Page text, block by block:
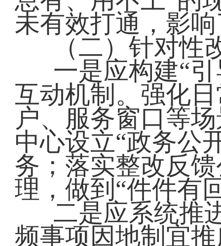
未有效打通，影
（二）针对性
一是应构建“
互动机制。强化
户、服务窗口等
中心设立“政务公
务；落实整改反
理，做到“件件有
二是应系统推
频事项因地制宜